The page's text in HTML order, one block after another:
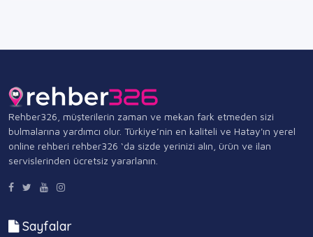
Rehber326, müşterilerin zaman ve mekan fark etmeden sizi
bulmalarına yardımcı olur. Türkiye’nin en kaliteli ve Hatay'ın yerel
online rehberi rehber326 ‘da sizde yerinizi alın, ürün ve ilan
servislerinden ücretsiz yararlanın.
Sayfalar